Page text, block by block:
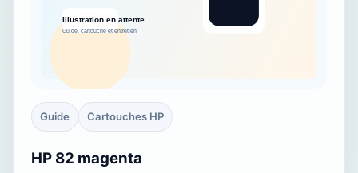
Guide Cartouches HP
HP 82 magenta